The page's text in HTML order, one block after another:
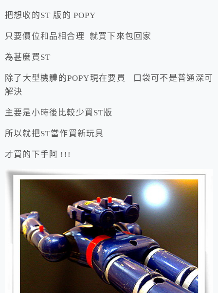
把想收的ST 版的 POPY
只要價位和品相合理 就買下來包回家
為甚麼買ST
除了大型機體的POPY現在要買 口袋可不是普通深可
解決
主要是小時後比較少買ST版
所以就把ST當作買新玩具
才買的下手阿 !!!